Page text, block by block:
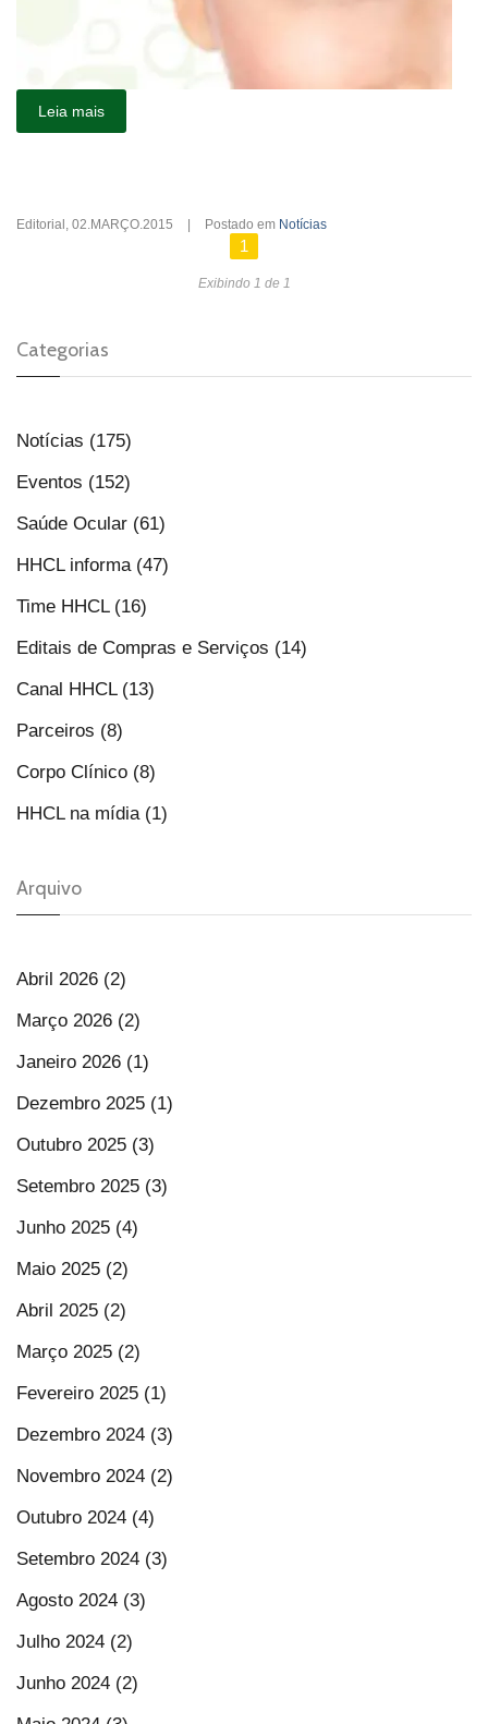
Leia mais
Editorial , 02.MARÇO.2015 Postado em Notícias
1
Exibindo 1 de 1
Categorias
Notícias (175)
Eventos (152)
Saúde Ocular (61)
HHCL informa (47)
Time HHCL (16)
Editais de Compras e Serviços (14)
Canal HHCL (13)
Parceiros (8)
Corpo Clínico (8)
HHCL na mídia (1)
Arquivo
Abril 2026 (2)
Março 2026 (2)
Janeiro 2026 (1)
Dezembro 2025 (1)
Outubro 2025 (3)
Setembro 2025 (3)
Junho 2025 (4)
Maio 2025 (2)
Abril 2025 (2)
Março 2025 (2)
Fevereiro 2025 (1)
Dezembro 2024 (3)
Novembro 2024 (2)
Outubro 2024 (4)
Setembro 2024 (3)
Agosto 2024 (3)
Julho 2024 (2)
Junho 2024 (2)